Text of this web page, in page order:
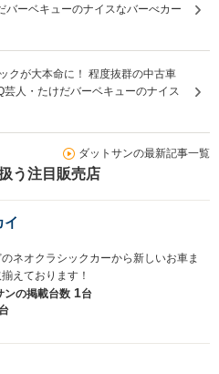
バーベキューのナイスなバーべカー
クが大本命に！ 程度抜群の中古車
人・たけだバーベキューのナイス
ダットサンの最新記事一覧
う注目販売店
イ
ネオクラシックカーから新しいお車ま
えております！
ンの掲載台数 1台
台